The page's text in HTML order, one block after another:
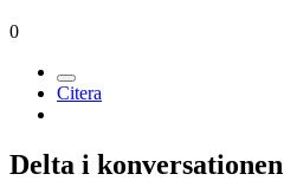
0
Citera
Delta i konversationen